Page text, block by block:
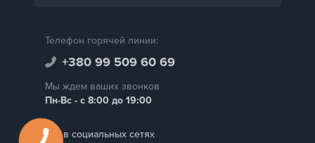
Телефон горячей линии:
+380 99 509 60 69
Мы ждем ваших звонков
Пн-Вс - с 8:00 до 19:00
Мы в социальных сетях